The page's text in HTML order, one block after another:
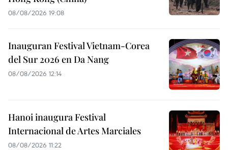
08/08/2026 19:08
Inauguran Festival Vietnam-Corea
del Sur 2026 en Da Nang
08/08/2026 12:14
Hanoi inaugura Festival
Internacional de Artes Marciales
08/08/2026 11:22